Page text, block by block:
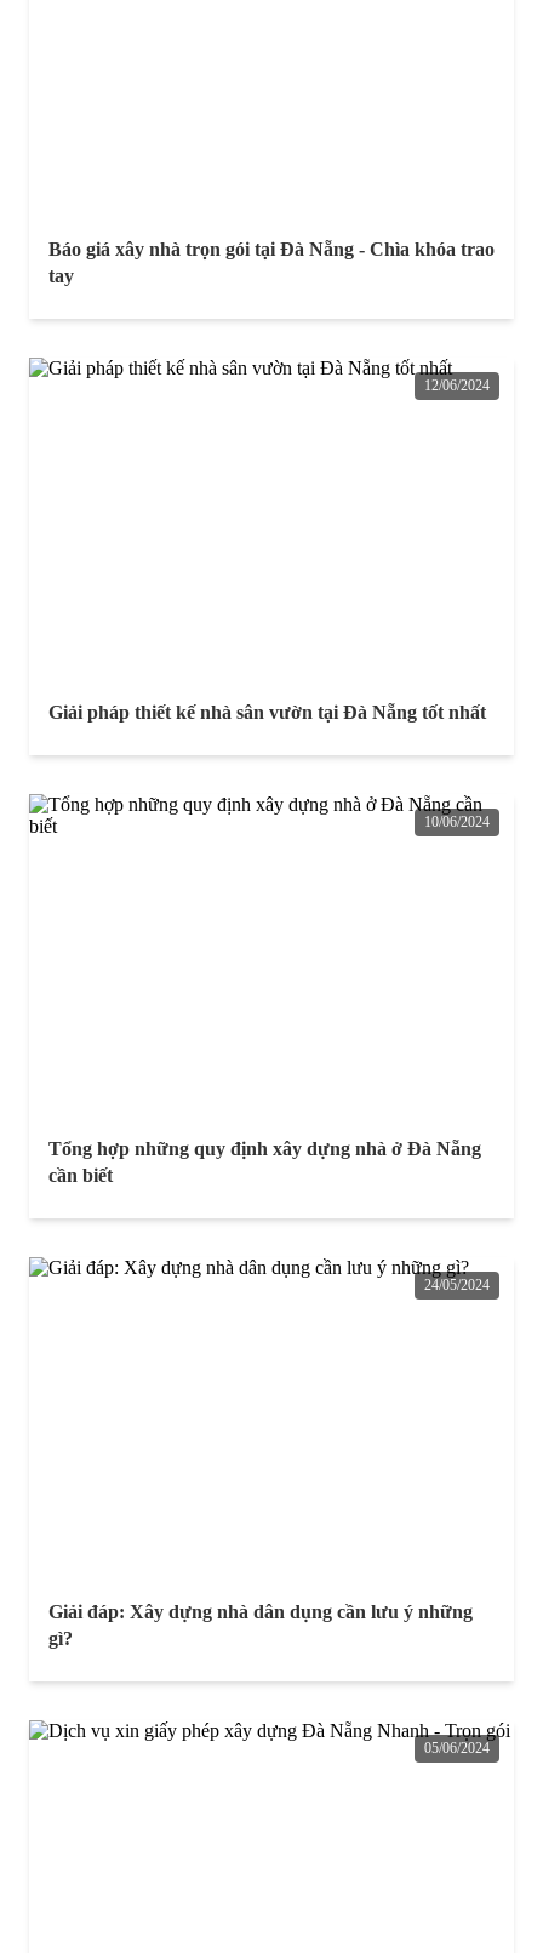
Báo giá xây nhà trọn gói tại Đà Nẵng - Chìa khóa trao
tay
12/06/2024
Giải pháp thiết kế nhà sân vườn tại Đà Nẵng tốt nhất
10/06/2024
Tổng hợp những quy định xây dựng nhà ở Đà Nẵng
cần biết
24/05/2024
Giải đáp: Xây dựng nhà dân dụng cần lưu ý những
gì?
05/06/2024